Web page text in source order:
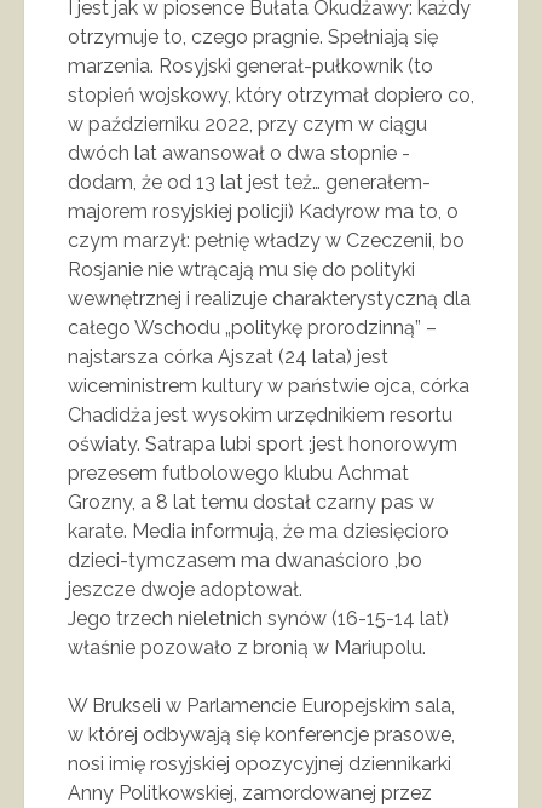
I jest jak w piosence Bułata Okudżawy: każdy
otrzymuje to, czego pragnie. Spełniają się
marzenia. Rosyjski generał-pułkownik (to
stopień wojskowy, który otrzymał dopiero co,
w październiku 2022, przy czym w ciągu
dwóch lat awansował o dwa stopnie -
dodam, że od 13 lat jest też… generałem-
majorem rosyjskiej policji) Kadyrow ma to, o
czym marzył: pełnię władzy w Czeczenii, bo
Rosjanie nie wtrącają mu się do polityki
wewnętrznej i realizuje charakterystyczną dla
całego Wschodu „politykę prorodzinną” –
najstarsza córka Ajszat (24 lata) jest
wiceministrem kultury w państwie ojca, córka
Chadidża jest wysokim urzędnikiem resortu
oświaty. Satrapa lubi sport :jest honorowym
prezesem futbolowego klubu Achmat
Grozny, a 8 lat temu dostał czarny pas w
karate. Media informują, że ma dziesięcioro
dzieci-tymczasem ma dwanaścioro ,bo
jeszcze dwoje adoptował.
Jego trzech nieletnich synów (16-15-14 lat)
właśnie pozowało z bronią w Mariupolu.
W Brukseli w Parlamencie Europejskim sala,
w której odbywają się konferencje prasowe,
nosi imię rosyjskiej opozycyjnej dziennikarki
Anny Politkowskiej, zamordowanej przez